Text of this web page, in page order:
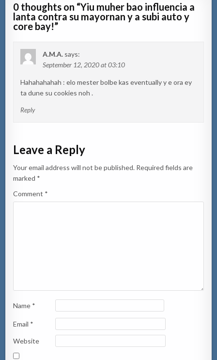
0 thoughts on “Yiu muher bao influencia a
lanta contra su mayornan y a subi auto y
core bay!”
A.M.A. says:
September 12, 2020 at 03:10
Hahahahahah : elo mester bolbe kas eventually y e ora ey
ta dune su cookies noh .
Reply
Leave a Reply
Your email address will not be published. Required fields are
marked *
Comment *
Name *
Email *
Website